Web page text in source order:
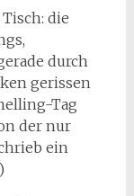
die
durch
gerissen
Tag
der nur
ein